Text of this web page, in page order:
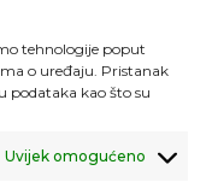
tehnologije poput
o uređaju. Pristanak
podataka kao što su
Uvijek omogućeno